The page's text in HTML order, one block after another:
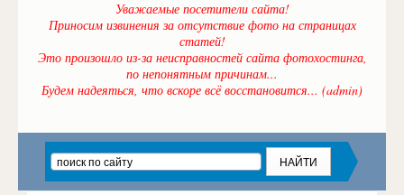
Уважаемые посетители сайта!
Приносим извинения за отсутствие фото на страницах
статей!
Это произошло из-за неисправностей сайта фотохостинга,
по непонятным причинам...
Будем надеяться, что вскоре всё восстановится... (admin)